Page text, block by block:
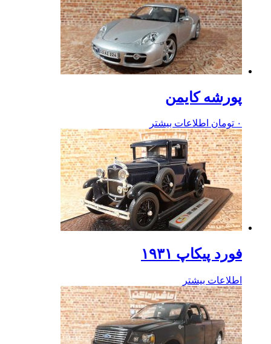
پورشه کایمن
۰ تومان اطلاعات بیشتر
فورد پیکاپ ۱۹۳۱
اطلاعات بیشتر